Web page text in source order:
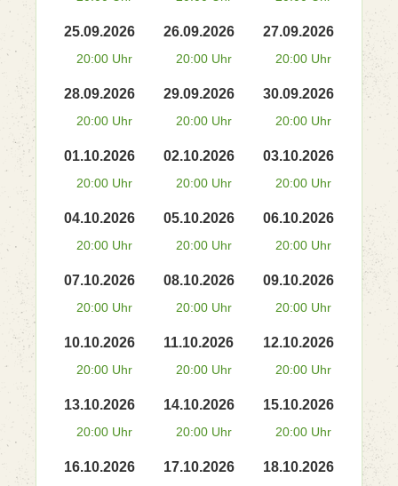
25.09.2026
20:00 Uhr
26.09.2026
20:00 Uhr
27.09.2026
20:00 Uhr
28.09.2026
20:00 Uhr
29.09.2026
20:00 Uhr
30.09.2026
20:00 Uhr
01.10.2026
20:00 Uhr
02.10.2026
20:00 Uhr
03.10.2026
20:00 Uhr
04.10.2026
20:00 Uhr
05.10.2026
20:00 Uhr
06.10.2026
20:00 Uhr
07.10.2026
20:00 Uhr
08.10.2026
20:00 Uhr
09.10.2026
20:00 Uhr
10.10.2026
20:00 Uhr
11.10.2026
20:00 Uhr
12.10.2026
20:00 Uhr
13.10.2026
20:00 Uhr
14.10.2026
20:00 Uhr
15.10.2026
20:00 Uhr
16.10.2026 17.10.2026 18.10.2026